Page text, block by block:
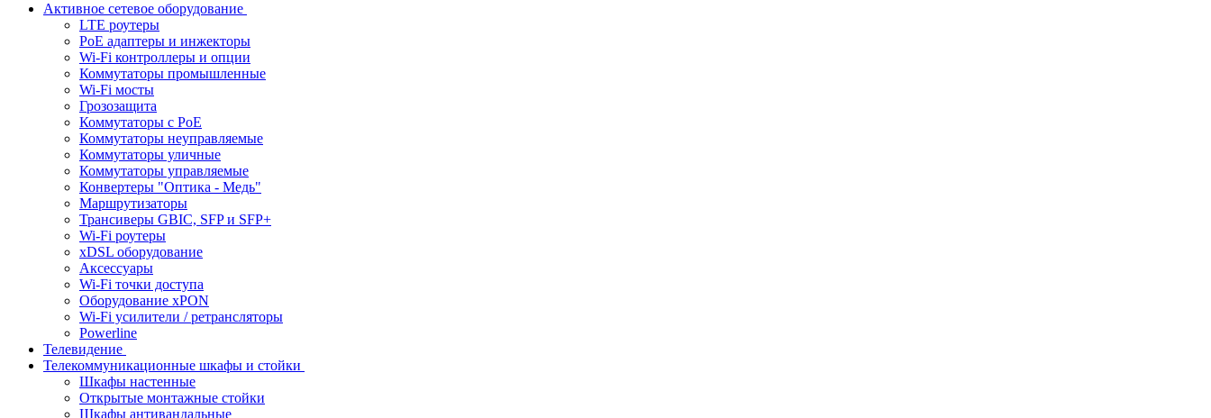
Активное сетевое оборудование
LTE роутеры
PoE адаптеры и инжекторы
Wi-Fi контроллеры и опции
Коммутаторы промышленные
Wi-Fi мосты
Грозозащита
Коммутаторы c PoE
Коммутаторы неуправляемые
Коммутаторы уличные
Коммутаторы управляемые
Конвертеры "Оптика - Медь"
Маршрутизаторы
Трансиверы GBIC, SFP и SFP+
Wi-Fi роутеры
xDSL оборудование
Аксессуары
Wi-Fi точки доступа
Оборудование хPON
Wi-Fi усилители / ретрансляторы
Powerline
Телевидение
Телекоммуникационные шкафы и стойки
Шкафы настенные
Открытые монтажные стойки
Шкафы антивандальные